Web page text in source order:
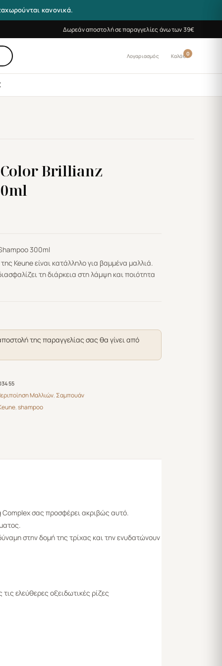
κανονικά.
Δωρεάν αποστολή σε παραγγελίες άνω των 39€
Λογαριασμός 0
Καλάθι
Brillianz
300ml
της Keune είναι κατάλληλο για βαμμένα μαλλιά.
τη διάρκεια στη λάμψη και ποιότητα
της παραγγελίας σας θα γίνει από
Μαλλιών,Σαμπουάν
,shampoo
Complex σας προσφέρει ακριβώς αυτό.
στην δομή της τρίχας και την ενυδατώνουν
ελεύθερες οξειδωτικές ρίζες